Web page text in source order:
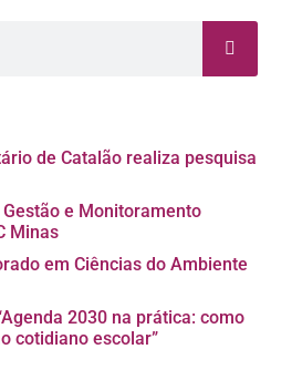
de Catalão realiza pesquisa
e Monitoramento
Minas
em Ciências do Ambiente
2030 na prática: como
cotidiano escolar”